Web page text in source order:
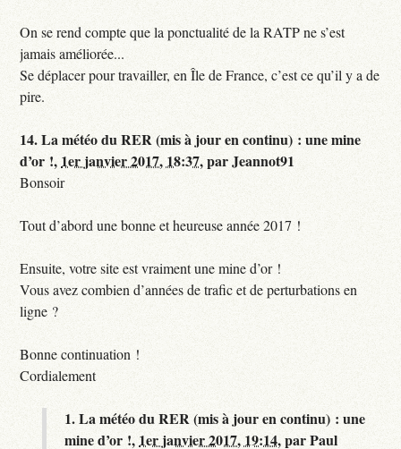
On se rend compte que la ponctualité de la RATP ne s’est
jamais améliorée...
Se déplacer pour travailler, en Île de France, c’est ce qu’il y a de
pire.
14.La météo du RER (mis à jour en continu) : une mine
d’or !, 1er janvier 2017, 18:37,parJeannot91
Bonsoir
Tout d’abord une bonne et heureuse année 2017 !
Ensuite, votre site est vraiment une mine d’or !
Vous avez combien d’années de trafic et de perturbations en
ligne ?
Bonne continuation !
Cordialement
1.La météo du RER (mis à jour en continu) : une
mine d’or !, 1er janvier 2017, 19:14,parPaul